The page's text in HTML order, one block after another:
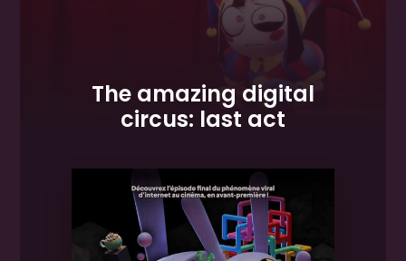
The amazing digital
circus: last act